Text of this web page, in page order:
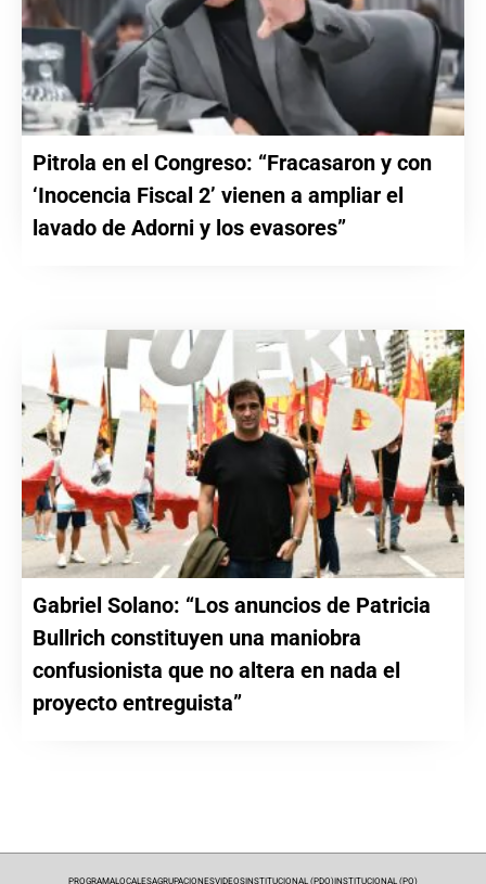
Pitrola en el Congreso: “Fracasaron y con
‘Inocencia Fiscal 2’ vienen a ampliar el
lavado de Adorni y los evasores”
Gabriel Solano: “Los anuncios de Patricia
Bullrich constituyen una maniobra
confusionista que no altera en nada el
proyecto entreguista”
PROGRAMALOCALESAGRUPACIONESVIDEOSINSTITUCIONAL (PDO)INSTITUCIONAL (PO)